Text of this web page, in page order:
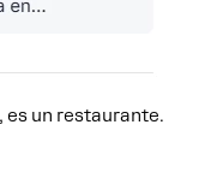
es un restaurante.